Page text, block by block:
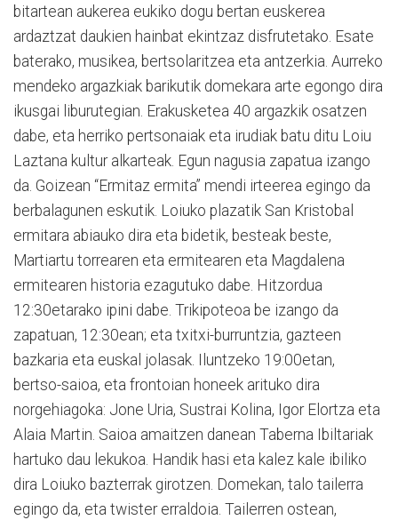
bitartean aukerea eukiko dogu bertan euskerea
ardaztzat daukien hainbat ekintzaz disfrutetako. Esate
baterako, musikea, bertsolaritzea eta antzerkia. Aurreko
mendeko argazkiak barikutik domekara arte egongo dira
ikusgai liburutegian. Erakusketea 40 argazkik osatzen
dabe, eta herriko pertsonaiak eta irudiak batu ditu Loiu
Laztana kultur alkarteak. Egun nagusia zapatua izango
da. Goizean “Ermitaz ermita” mendi irteerea egingo da
berbalagunen eskutik. Loiuko plazatik San Kristobal
ermitara abiauko dira eta bidetik, besteak beste,
Martiartu torrearen eta ermitearen eta Magdalena
ermitearen historia ezagutuko dabe. Hitzordua
12:30etarako ipini dabe. Trikipoteoa be izango da
zapatuan, 12:30ean; eta txitxi-burruntzia, gazteen
bazkaria eta euskal jolasak. Iluntzeko 19:00etan,
bertso-saioa, eta frontoian honeek arituko dira
norgehiagoka: Jone Uria, Sustrai Kolina, Igor Elortza eta
Alaia Martin. Saioa amaitzen danean Taberna Ibiltariak
hartuko dau lekukoa. Handik hasi eta kalez kale ibiliko
dira Loiuko bazterrak girotzen. Domekan, talo tailerra
egingo da, eta twister erraldoia. Tailerren ostean,